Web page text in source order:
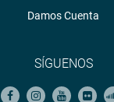
Damos Cuenta
SÍGUENOS